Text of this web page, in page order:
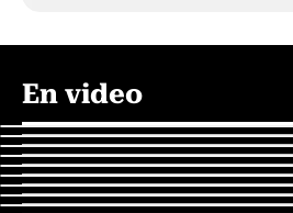
En video